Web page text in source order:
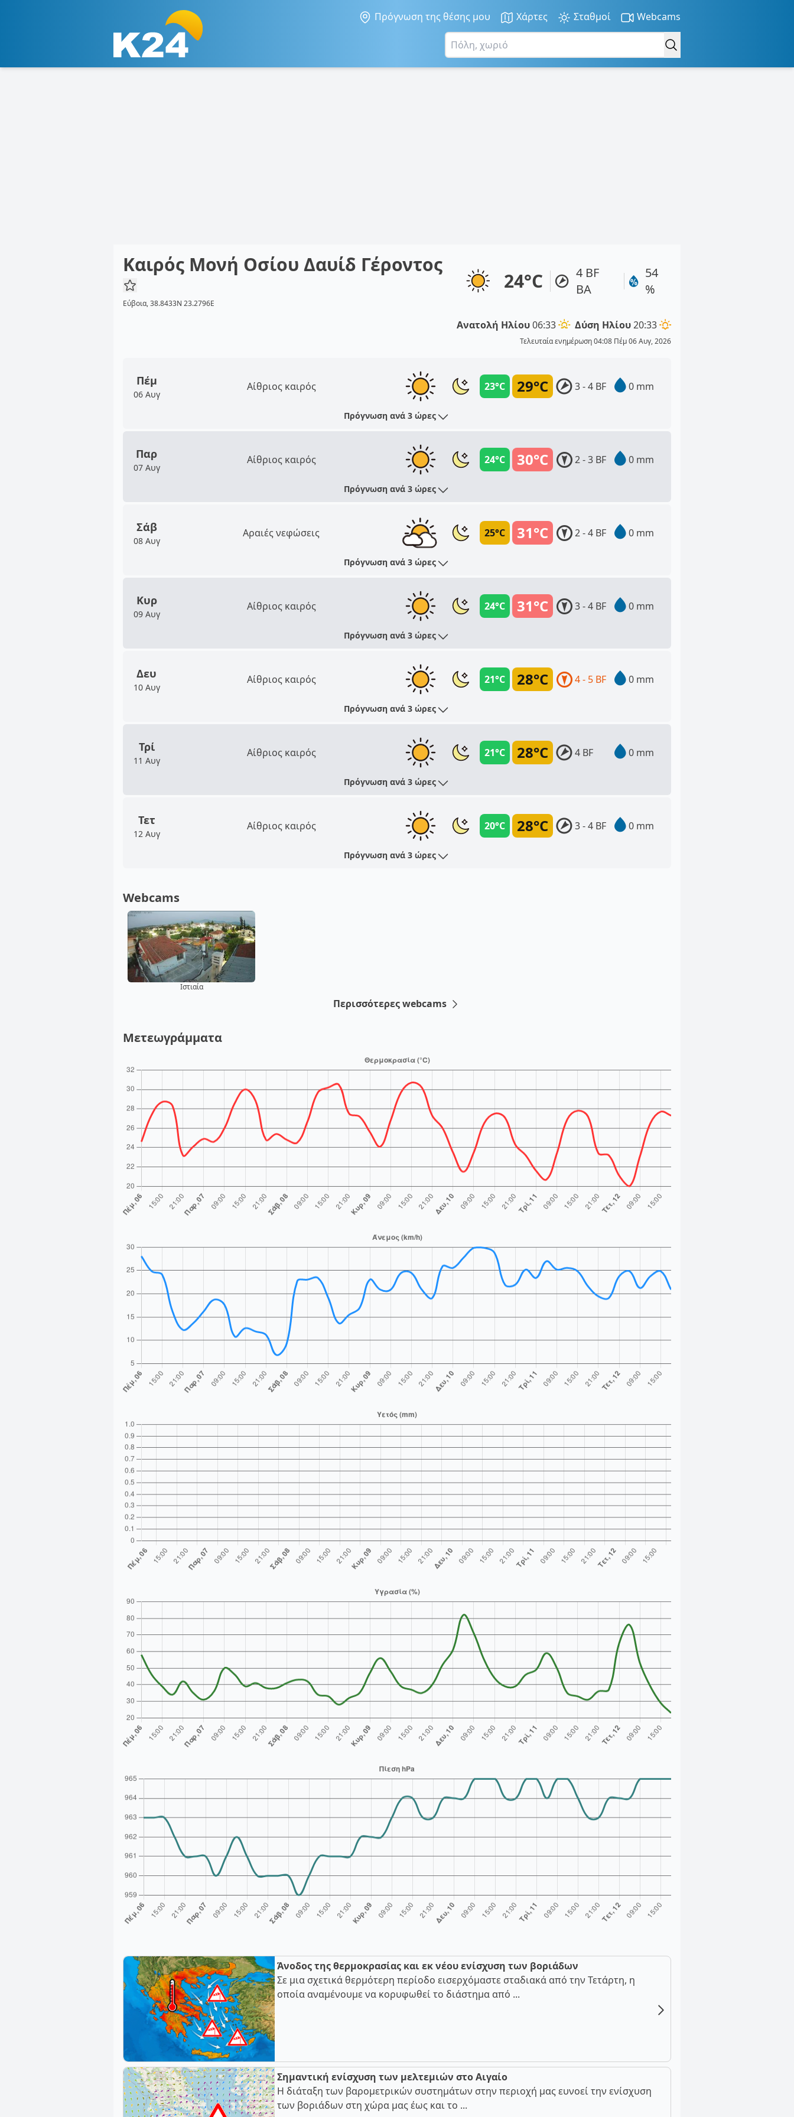
Πρόγνωση της θέσης μου Χάρτες Σταθμοί Webcams
Καιρός Μονή Οσίου Δαυίδ Γέροντος
Εύβοια, 38.8433N 23.2796E
24°C
4 BF
ΒΑ
54
%
Ανατολή Ηλίου06:33 Δύση Ηλίου20:33
Τελευταία ενημέρωση 04:08 Πέμ 06 Αυγ, 2026
Πέμ
06 Αυγ
Αίθριος καιρός 29°C
23°C 3 - 4 BF 0 mm
Πρόγνωση ανά 3 ώρες
Παρ
07 Αυγ
Αίθριος καιρός 30°C
24°C 2 - 3 BF 0 mm
Πρόγνωση ανά 3 ώρες
Σάβ
08 Αυγ
Αραιές νεφώσεις 31°C
25°C 2 - 4 BF 0 mm
Πρόγνωση ανά 3 ώρες
Κυρ
09 Αυγ
Αίθριος καιρός 31°C
24°C 3 - 4 BF 0 mm
Πρόγνωση ανά 3 ώρες
Δευ
10 Αυγ
Αίθριος καιρός 28°C
21°C 4 - 5 BF 0 mm
Πρόγνωση ανά 3 ώρες
Τρί
11 Αυγ
Αίθριος καιρός 28°C
21°C 4 BF 0 mm
Πρόγνωση ανά 3 ώρες
Τετ
12 Αυγ
Αίθριος καιρός 28°C
20°C 3 - 4 BF 0 mm
Πρόγνωση ανά 3 ώρες
Webcams
Ιστιαία
Περισσότερες webcams
Μετεωγράμματα
Άνοδος της θερμοκρασίας και εκ νέου ενίσχυση των βοριάδων
Σε μια σχετικά θερμότερη περίοδο εισερχόμαστε σταδιακά από την Τετάρτη, η
οποία αναμένουμε να κορυφωθεί το διάστημα από ...
Σημαντική ενίσχυση των μελτεμιών στο Αιγαίο
Η διάταξη των βαρομετρικών συστημάτων στην περιοχή μας ευνοεί την ενίσχυση
των βοριάδων στη χώρα μας έως και το ...